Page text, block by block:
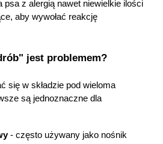
psa z alergią nawet niewielkie ilości
aby wywołać reakcję
jest problemem?
się w składzie pod wieloma
są jednoznaczne dla
- często używany jako nośnik